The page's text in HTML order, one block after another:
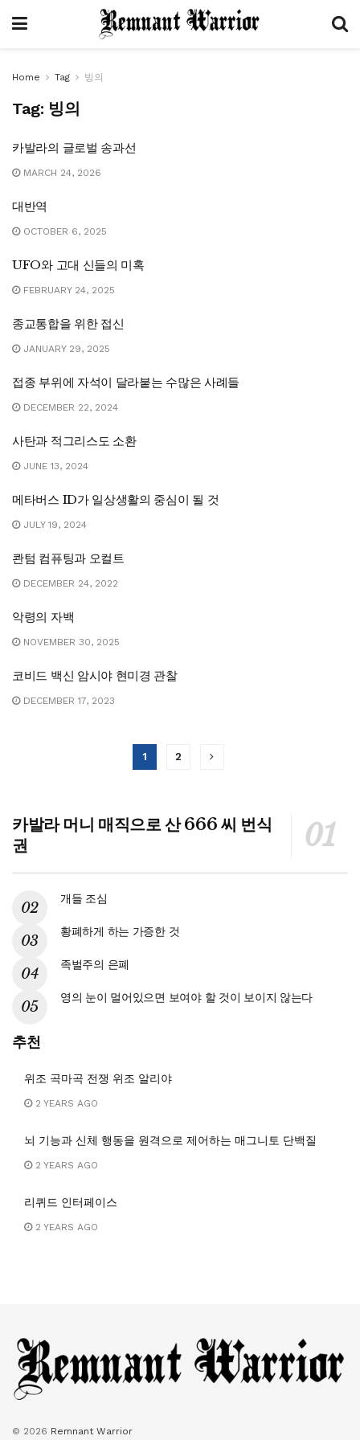
Home Tag 빙의
Tag: 빙의
카발라의 글로벌 송과선
MARCH 24, 2026
대반역
OCTOBER 6, 2025
UFO와 고대 신들의 미혹
FEBRUARY 24, 2025
종교통합을 위한 접신
JANUARY 29, 2025
접종 부위에 자석이 달라붙는 수많은 사례들
DECEMBER 22, 2024
사탄과 적그리스도 소환
JUNE 13, 2024
메타버스 ID가 일상생활의 중심이 될 것
JULY 19, 2024
콴텀 컴퓨팅과 오컬트
DECEMBER 24, 2022
악령의 자백
NOVEMBER 30, 2025
코비드 백신 암시야 현미경 관찰
DECEMBER 17, 2023
1 2
카발라 머니 매직으로 산 666 씨 번식
권
개들 조심
황폐하게 하는 가증한 것
족벌주의 은폐
영의 눈이 멀어있으면 보여야 할 것이 보이지 않는다
추천
위조 곡마곡 전쟁 위조 알리야
2 YEARS AGO
뇌 기능과 신체 행동을 원격으로 제어하는 매그니토 단백질
2 YEARS AGO
리퀴드 인터페이스
2 YEARS AGO
© 2026 Remnant Warrior